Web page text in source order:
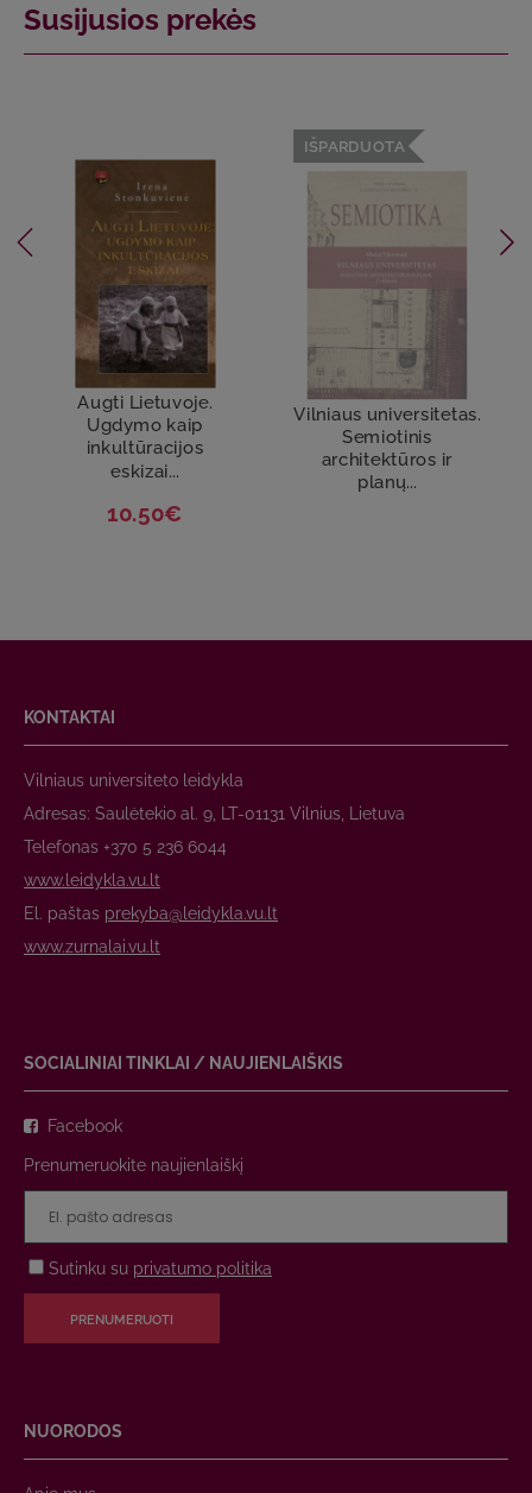
Susijusios prekės
Augti Lietuvoje.
Ugdymo kaip
inkultūracijos
eskizai...
10.50€
IŠPARDUOTA
Vilniaus universitetas.
Semiotinis
architektūros ir
planų...
KONTAKTAI
Vilniaus universiteto leidykla
Adresas: Saulėtekio al. 9, LT-01131 Vilnius, Lietuva
Telefonas +370 5 236 6044
www.leidykla.vu.lt
El. paštas prekyba@leidykla.vu.lt
www.zurnalai.vu.lt
SOCIALINIAI TINKLAI / NAUJIENLAIŠKIS
Facebook
Prenumeruokite naujienlaiškį
Sutinku su privatumo politika
PRENUMERUOTI
NUORODOS